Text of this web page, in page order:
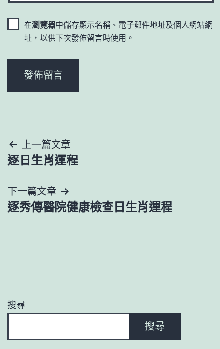
在瀏覽器中儲存顯示名稱、電子郵件地址及個人網站網
址，以供下次發佈留言時使用。
文
章
導
覽
上一篇文章
逐日生肖運程
下一篇文章
逐秀傳醫院健康檢查日生肖運程
搜尋
搜尋